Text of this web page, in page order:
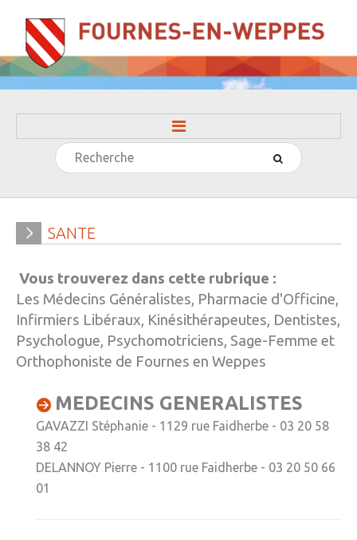
ACCUEIL
» Journal municipal
» Le conseil municipal
» Participation citoyenne
» Les Vitraux de l'Eglise
» Services municipaux
» C.C.A.S
Rechercher
SANTE
Vous trouverez dans cette rubrique :
Les Médecins Généralistes, Pharmacie d'Officine,
Infirmiers Libéraux, Kinésithérapeutes, Dentistes,
Psychologue, Psychomotriciens, Sage-Femme et
Orthophoniste de Fournes en Weppes
MEDECINS GENERALISTES
GAVAZZI Stéphanie - 1129 rue Faidherbe - 03 20 58
38 42
DELANNOY Pierre - 1100 rue Faidherbe - 03 20 50 66
01